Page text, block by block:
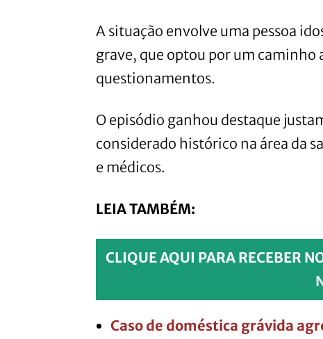
A situação envolve uma pessoa
grave, que optou por um caminho
questionamentos.
O episódio ganhou destaque
considerado histórico na área da
e médicos.
LEIA TAMBÉM:
CLIQUE AQUI PARA RECEBER
Caso de doméstica grávida